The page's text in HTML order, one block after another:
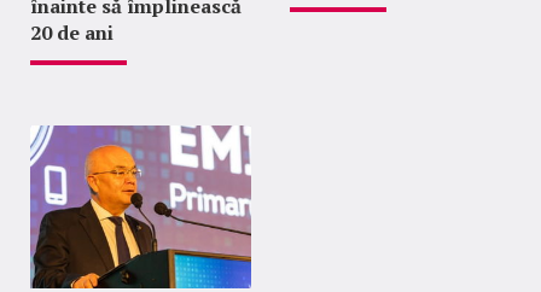
înainte să împlinească
20 de ani